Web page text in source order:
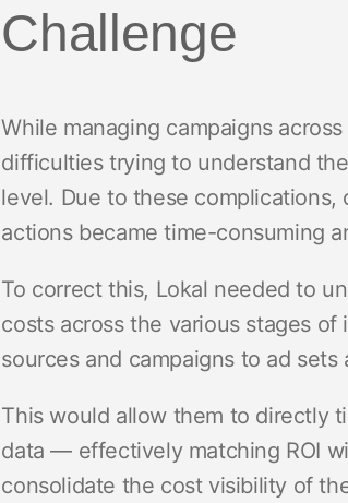
Challenge
While managing campaigns
difficulties trying to understand
level. Due to these
actions became time-consuming
To correct this, Lokal needed to
costs across the various stages
sources and campaigns to ad sets
This would allow them to directly
data — effectively matching ROI
consolidate the cost visibility of